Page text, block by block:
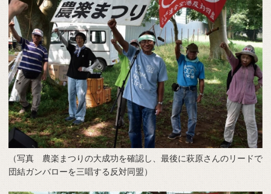
（写真 農楽まつりの大成功を確認し、最後に萩原さんのリードで
団結ガンバローを三唱する反対同盟）